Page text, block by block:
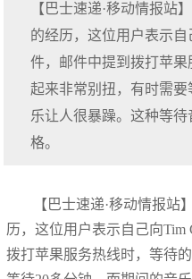
【巴士速递·移动情报站
的经历，这位用户表示自
件，邮件中提到拨打苹
起来非常别扭，有时需
乐让人很暴躁。这种等
格。
【巴士速递·移动情报站
历，这位用户表示自己向Tim
拨打苹果服务热线时，等待